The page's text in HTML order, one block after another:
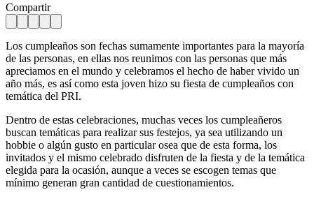
Compartir
Los cumpleaños son fechas sumamente importantes para la mayoría
de las personas, en ellas nos reunimos con las personas que más
apreciamos en el mundo y celebramos el hecho de haber vivido un
año más, es así como esta joven hizo su fiesta de cumpleaños con
temática del PRI.
Dentro de estas celebraciones, muchas veces los cumpleañeros
buscan temáticas para realizar sus festejos, ya sea utilizando un
hobbie o algún gusto en particular osea que de esta forma, los
invitados y el mismo celebrado disfruten de la fiesta y de la temática
elegida para la ocasión, aunque a veces se escogen temas que
mínimo generan gran cantidad de cuestionamientos.